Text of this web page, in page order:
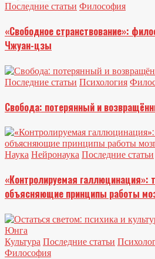
Последние статьи Философия
«Свободное странствование»:
Чжуан-цзы
Последние статьи Психология
Свобода: потерянный и
Наука Нейронаука Последние статьи
«Контролируемая галлюцинация»:
объясняющие принципы работы
Культура Последние статьи
Философия